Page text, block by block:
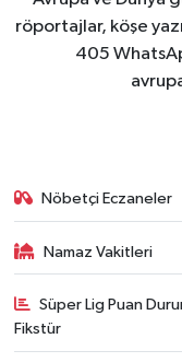
röportajlar, köşe
405
Nöbetçi Eczaneler
Namaz Vakitleri
Süper Lig Puan
Fikstür